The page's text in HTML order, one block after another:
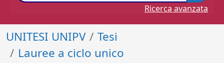
Ricerca avanzata
UNITESI UNIPV
Tesi
Lauree a ciclo unico